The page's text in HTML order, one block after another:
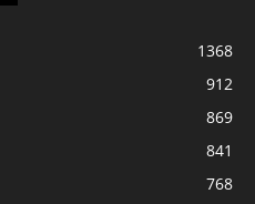
1368
912
869
841
768